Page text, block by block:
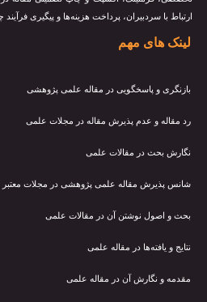
ارتباط با سردبیران، پرداخت هزینه‌ها و پیگیری
لینک های مهم
بازنگری و پاسخگویی در مقاله علمی پژوهشی
رد مقاله و عدم پذیرش مقاله در مجلات علمی
نگارش بحث در مقالات علمی
شانس پذیرش مقاله علمی پژوهشی در مجلات معتبر
بحث و اصول نوشتن آن در مقالات علمی
نتایج و یافته‌ها در مقاله علمی
مقدمه و نگارش آن در مقاله علمی